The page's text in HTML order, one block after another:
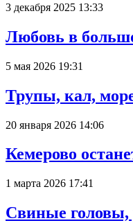
3 декабря 2025 13:33
Любовь в
5 мая 2026 19:31
Трупы, кал,
20 января 2026 14:06
Кемерово
1 марта 2026 17:41
Свиные головы,